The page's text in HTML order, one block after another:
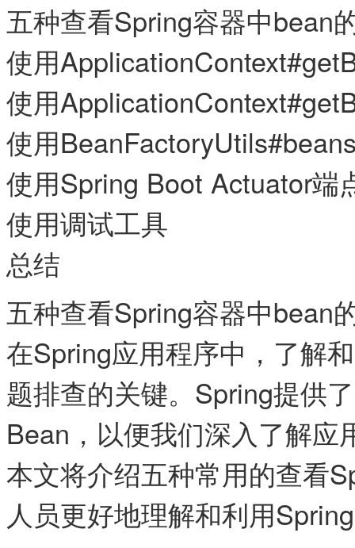
五种查看Spring容器中bean
使用
使用
使用
使用Spring Boot Actuator端
使用调试工具
总结
五种查看Spring容器中bean
在Spring应用程序中，了解
题排查的关键。Spring提供
Bean，以便我们深入了解
本文将介绍五种常用的查看
人员更好地理解和利用